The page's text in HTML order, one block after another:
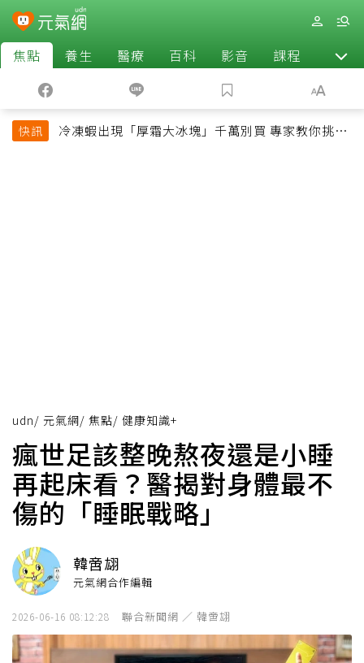
焦點 養生 醫療 百科 影音 課程 退休
快訊
冷凍蝦出現「厚霜大冰塊」千萬別買 專家教你挑出
udn/ 元氣網/ 焦點/ 健康知識+
瘋世足該整晚熬夜還是小睡
再起床看？醫揭對身體最不
傷的「睡眠戰略」
韓啻翃
元氣網合作編輯
2026-06-16 08:12:28 聯合新聞網 ／ 韓啻翃